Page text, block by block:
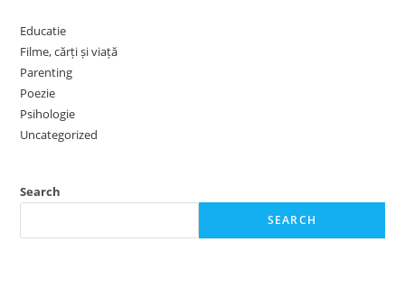
Educatie
Filme, cărți și viață
Parenting
Poezie
Psihologie
Uncategorized
Search
SEARCH